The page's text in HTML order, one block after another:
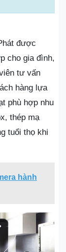
được
cho gia đình,
tư vấn
hàng lựa
phù hợp nhu
thép mạ
tuổi thọ khi
hành